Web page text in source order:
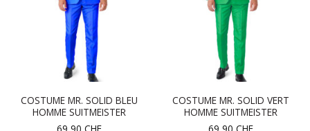
COSTUME MR. SOLID BLEU
HOMME SUITMEISTER
COSTUME MR. SOLID VERT
HOMME SUITMEISTER